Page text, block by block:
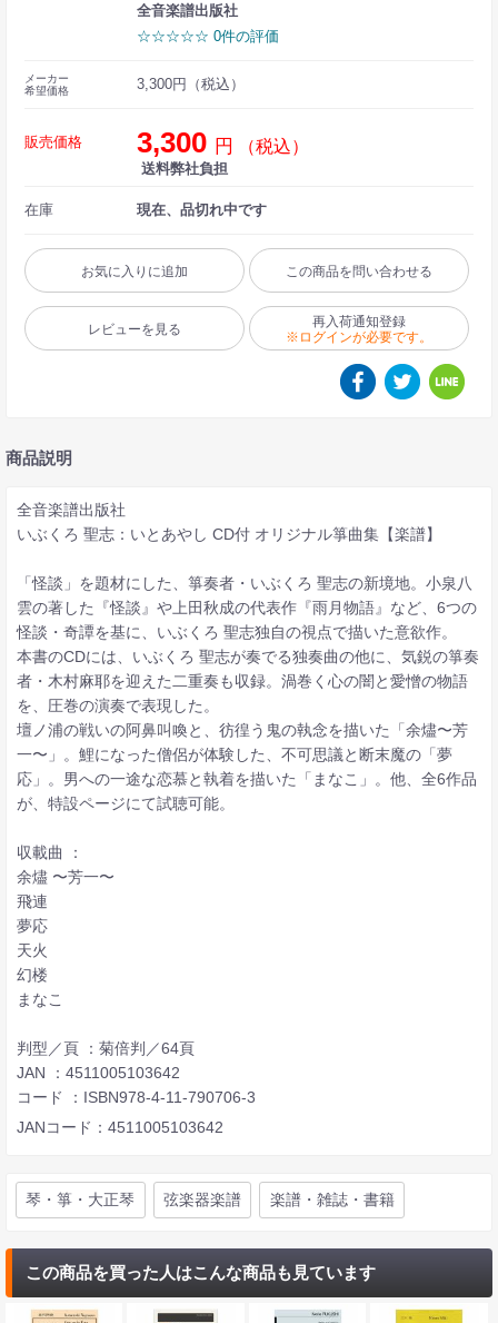
全音楽譜出版社
☆☆☆☆☆ 0件の評価
メーカー
希望価格
3,300円（税込）
販売価格 3,300 円 （税込）
送料弊社負担
在庫 現在、品切れ中です
お気に入りに追加 この商品を問い合わせる
レビューを見る
再入荷通知登録
※ログインが必要です。
商品説明
全音楽譜出版社
いぶくろ 聖志：いとあやし CD付 オリジナル箏曲集【楽譜】
「怪談」を題材にした、箏奏者・いぶくろ 聖志の新境地。小泉八
雲の著した『怪談』や上田秋成の代表作『雨月物語』など、6つの
怪談・奇譚を基に、いぶくろ 聖志独自の視点で描いた意欲作。
本書のCDには、いぶくろ 聖志が奏でる独奏曲の他に、気鋭の箏奏
者・木村麻耶を迎えた二重奏も収録。渦巻く心の闇と愛憎の物語
を、圧巻の演奏で表現した。
壇ノ浦の戦いの阿鼻叫喚と、彷徨う鬼の執念を描いた「余燼〜芳
一〜」。鯉になった僧侶が体験した、不可思議と断末魔の「夢
応」。男への一途な恋慕と執着を描いた「まなこ」。他、全6作品
が、特設ページにて試聴可能。
収載曲 ：
余燼 〜芳一〜
飛連
夢応
天火
幻楼
まなこ
判型／頁 ：菊倍判／64頁
JAN ：4511005103642
コード ：ISBN978-4-11-790706-3
JANコード：4511005103642
琴・箏・大正琴 弦楽器楽譜 楽譜・雑誌・書籍
この商品を買った人はこんな商品も見ています